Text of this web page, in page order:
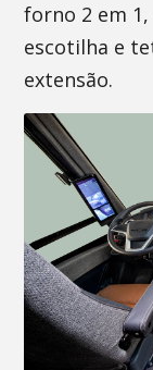
forno 2 em
escotilha e
extensão.